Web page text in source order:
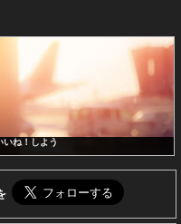
ね！しよう